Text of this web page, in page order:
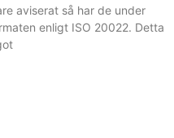
aviserat så har de under
enligt ISO 20022. Detta